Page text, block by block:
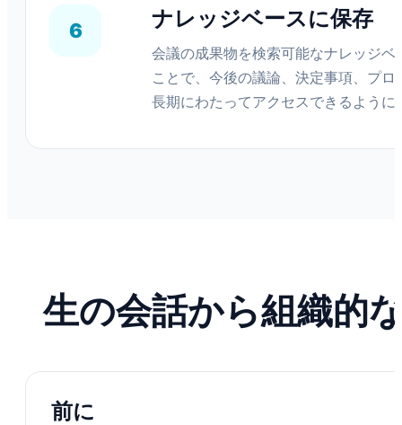
6 ナレッジベースに保存
会議の成果物を検索可能なナレッジベ
ことで、今後の議論、決定事項、プロ
長期にわたってアクセスできるように
生の会話から組織的
前に